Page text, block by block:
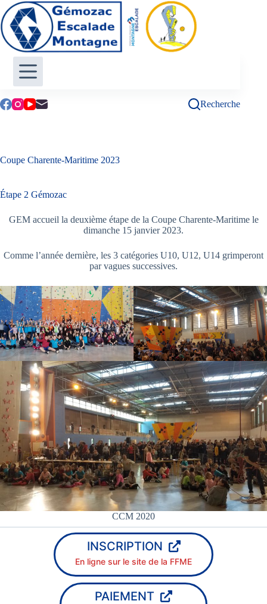
Passer
au
contenu
Recherche
Coupe Charente-Maritime 2023
Étape 2 Gémozac
GEM accueil la deuxième étape de la Coupe Charente-Maritime le
dimanche 15 janvier 2023.
Comme l’année dernière, les 3 catégories U10, U12, U14 grimperont
par vagues successives.
CCM 2020
INSCRIPTION
En ligne sur le site de la FFME
PAIEMENT